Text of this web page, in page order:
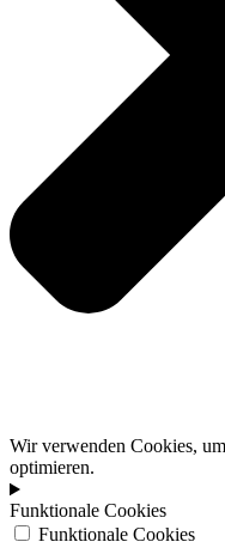
Wir verwenden Cookies,
optimieren.
Funktionale Cookies
Funktionale Cookies